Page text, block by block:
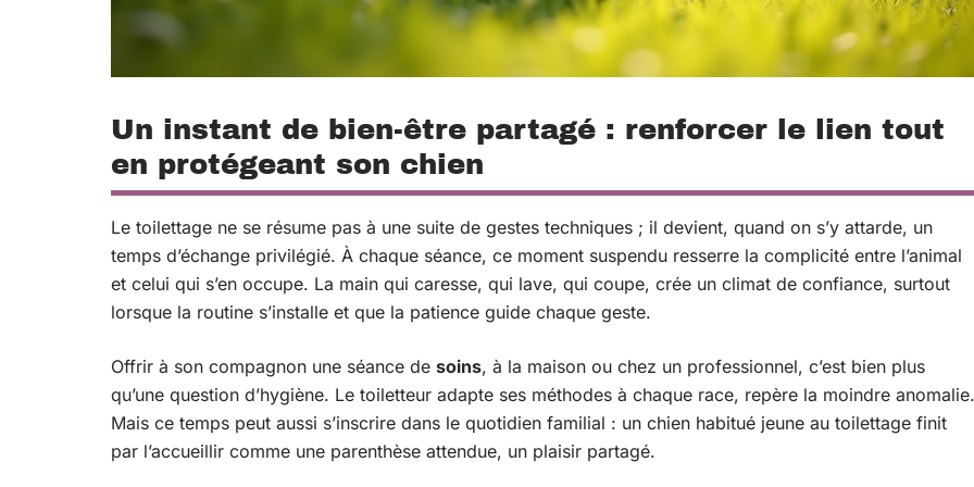
Un instant de bien-être partagé : renforcer le lien tout
en protégeant son chien
Le toilettage ne se résume pas à une suite de gestes techniques ; il devient, quand on s’y attarde, un
temps d’échange privilégié. À chaque séance, ce moment suspendu resserre la complicité entre l’animal
et celui qui s’en occupe. La main qui caresse, qui lave, qui coupe, crée un climat de confiance, surtout
lorsque la routine s’installe et que la patience guide chaque geste.
Offrir à son compagnon une séance de soins, à la maison ou chez un professionnel, c’est bien plus
qu’une question d’hygiène. Le toiletteur adapte ses méthodes à chaque race, repère la moindre anomalie.
Mais ce temps peut aussi s’inscrire dans le quotidien familial : un chien habitué jeune au toilettage finit
par l’accueillir comme une parenthèse attendue, un plaisir partagé.